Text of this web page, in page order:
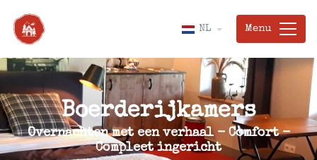
NL Menu
Boerderijkamers
Overnachten met een verhaal - Comfort -
Compleet ingericht